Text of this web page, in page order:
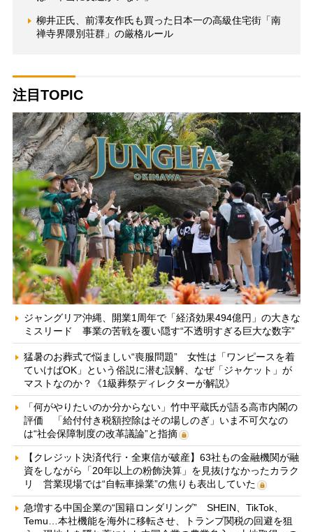
柳井正氏、前澤友作氏も買った日本一の高級住宅街「南
禅寺界隈別荘群」の厳格ルール
注目TOPIC
ジャングリア沖縄、開業1周年で「経済効果494億円」の大きな
ミスリード 事業の苦戦を覆い隠す“不透明すぎる巨大な数字”
猛暑のお葬式で悩ましい“喪服問題” 女性は「ワンピースを着
ていけばOK」という俗説に潜む誤解、なぜ「ジャケット」が
マストなのか？《1級葬祭ディレクターが解説》
「何がやりたいのか分からない」竹中平蔵氏が語る高市内閣の
評価 「給付付き税額控除はその場しのぎ」いま不可欠なの
は“社会保障制度の改革議論”と指摘
【クレジット決済代行・全東信が破産】63社もの金融機関が融
資をしながら「20年以上の粉飾決算」を見抜けなかったカラク
リ 営業現場では“自転車操業”の焦りも表出していた
急増する中国企業の“国籍ロンダリング” SHEIN、TikTok、
Temu…本社機能を海外に移転させ、トランプ関税の回避を狙